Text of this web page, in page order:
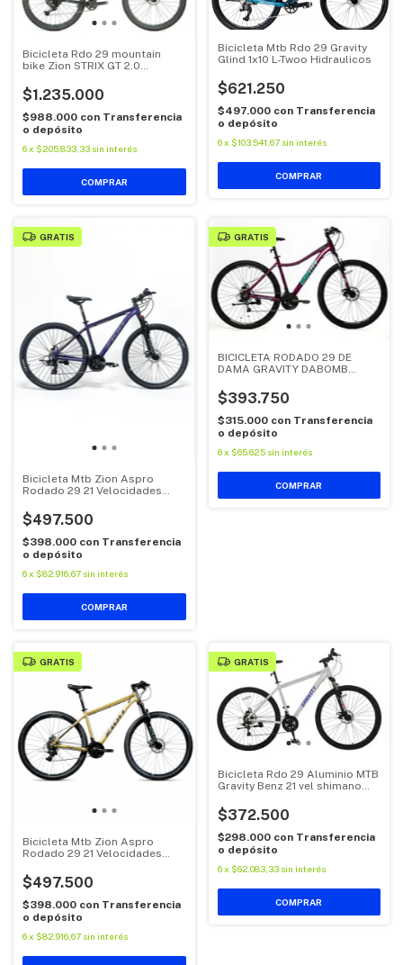
Bicicleta Rdo 29 mountain
bike Zion STRIX GT 2.0
$1.235.000
$988.000 con Transferencia
o depósito
6x $205.833,33 sin interés
COMPRAR
Bicicleta Mtb Rdo 29 Gravity
Glind 1x10 L-Twoo Hidraulicos
$621.250
$497.000 con Transferencia
o depósito
6 x $103.541,67 sin interés
COMPRAR
GRATIS
Bicicleta Mtb Zion Aspro
Rodado 29 21 Velocidades
$497.500
$398.000 con Transferencia
o depósito
6x $82.916,67 sin interés
COMPRAR
GRATIS
BICICLETA RODADO 29 DE
DAMA GRAVITY DABOMB
$393.750
$315.000 con Transferencia
o depósito
6 x $65.625 sin interés
COMPRAR
GRATIS
Bicicleta Mtb Zion Aspro
Rodado 29 21 Velocidades
$497.500
$398.000 con Transferencia
o depósito
6x $82.916,67 sin interés
GRATIS
Bicicleta Rdo 29 Aluminio MTB
Gravity Benz 21 vel shimano
$372.500
$298.000 con Transferencia
o depósito
6 x $62.083,33 sin interés
COMPRAR